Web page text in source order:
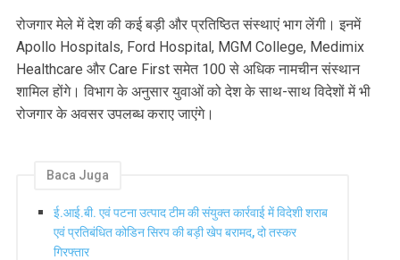
रोजगार मेले में देश की कई बड़ी और प्रतिष्ठित संस्थाएं भाग लेंगी। इनमें
Apollo Hospitals, Ford Hospital, MGM College, Medimix
Healthcare और Care First समेत 100 से अधिक नामचीन संस्थान
शामिल होंगे। विभाग के अनुसार युवाओं को देश के साथ-साथ विदेशों में भी
रोजगार के अवसर उपलब्ध कराए जाएंगे।
Baca Juga
ई.आई.बी. एवं पटना उत्पाद टीम की संयुक्त कार्रवाई में विदेशी शराब
एवं प्रतिबंधित कोडिन सिरप की बड़ी खेप बरामद, दो तस्कर
गिरफ्तार